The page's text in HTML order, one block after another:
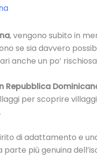
, vengono subito in
se sia davvero
anche un po’
Repubblica
per scoprire
di adattamento e
più genuina